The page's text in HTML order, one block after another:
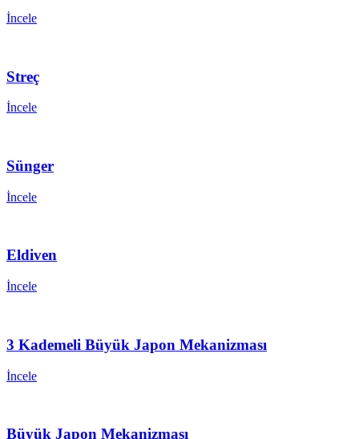
İncele
Streç
İncele
Sünger
İncele
Eldiven
İncele
3 Kademeli Büyük Japon Mekanizması
İncele
Büyük Japon Mekanizması